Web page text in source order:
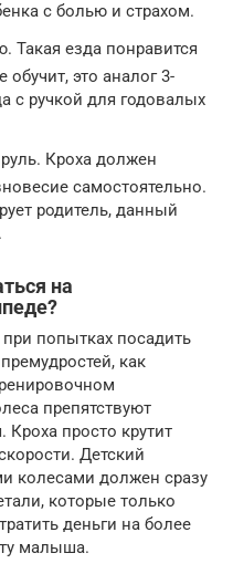
с болью и страхом.
Такая езда понравится
обучит, это аналог 3-
с ручкой для годовалых
Кроха должен
самостоятельно.
родитель, данный
на
попытках посадить
как
препятствуют
Кроха просто крутит
Детский
колесами должен сразу
которые только
деньги на более
малыша.